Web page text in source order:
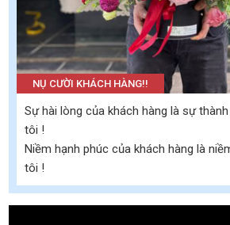
NỤ CƯỜI KHÁCH HÀNG!!
Sự hài lòng của khách hàng là sự
tôi !
Niềm hạnh phúc của khách hàng là
tôi !